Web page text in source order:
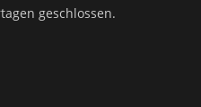
geschlossen.